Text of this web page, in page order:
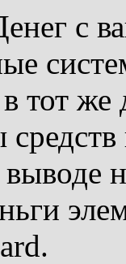
с
тот же